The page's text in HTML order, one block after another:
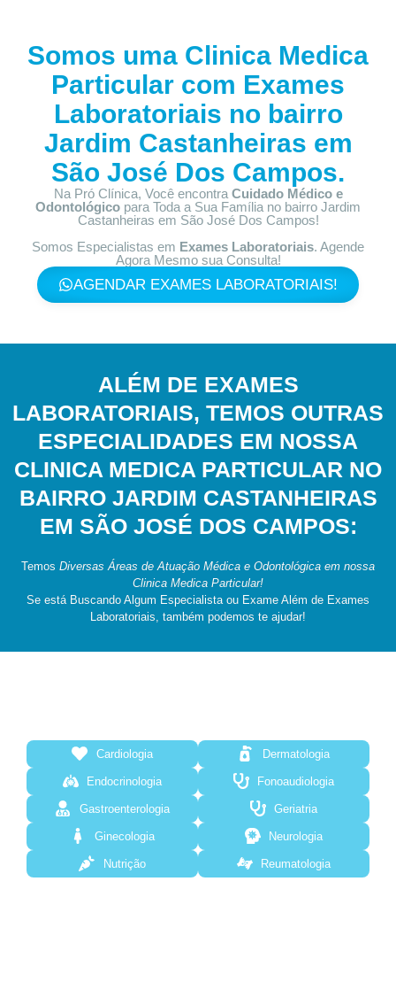
Somos uma Clinica Medica
Particular com Exames
Laboratoriais no bairro
Jardim Castanheiras em
São José Dos Campos.
Na Pró Clínica, Você encontra Cuidado Médico e
Odontológico para Toda a Sua Família no bairro Jardim
Castanheiras em São José Dos Campos!
Somos Especialistas em Exames Laboratoriais. Agende
Agora Mesmo sua Consulta!
AGENDAR EXAMES LABORATORIAIS!
ALÉM DE EXAMES
LABORATORIAIS, TEMOS OUTRAS
ESPECIALIDADES EM NOSSA
CLINICA MEDICA PARTICULAR NO
BAIRRO JARDIM CASTANHEIRAS
EM SÃO JOSÉ DOS CAMPOS:
Temos Diversas Áreas de Atuação Médica e Odontológica em nossa
Clinica Medica Particular!
Se está Buscando Algum Especialista ou Exame Além de Exames
Laboratoriais, também podemos te ajudar!
Cardiologia Dermatologia
Endocrinologia Fonoaudiologia
Gastroenterologia Geriatria
Ginecologia Neurologia
Nutrição Reumatologia